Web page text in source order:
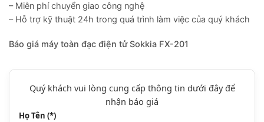
– Miễn phí chuyển giao công nghệ
– Hỗ trợ kỹ thuật 24h trong quá trình làm việc của quý khách
Báo giá máy toàn đạc điện tử Sokkia FX-201
Quý khách vui lòng cung cấp thông tin dưới đây để
nhận báo giá
Họ Tên (*)